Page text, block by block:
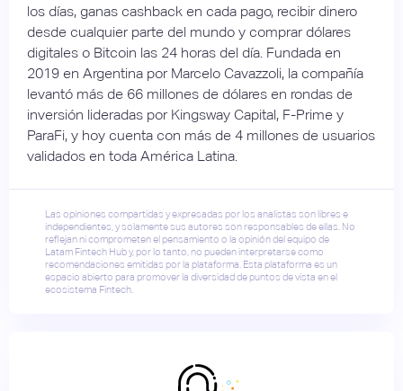
los días, ganas cashback en cada pago, recibir dinero
desde cualquier parte del mundo y comprar dólares
digitales o Bitcoin las 24 horas del día. Fundada en
2019 en Argentina por Marcelo Cavazzoli, la compañía
levantó más de 66 millones de dólares en rondas de
inversión lideradas por Kingsway Capital, F-Prime y
ParaFi, y hoy cuenta con más de 4 millones de usuarios
validados en toda América Latina.
Las opiniones compartidas y expresadas por los analistas son libres e
independientes, y solamente sus autores son responsables de ellas. No
reflejan ni comprometen el pensamiento o la opinión del equipo de
Latam Fintech Hub y, por lo tanto, no pueden interpretarse como
recomendaciones emitidas por la plataforma. Esta plataforma es un
espacio abierto para promover la diversidad de puntos de vista en el
ecosistema Fintech.